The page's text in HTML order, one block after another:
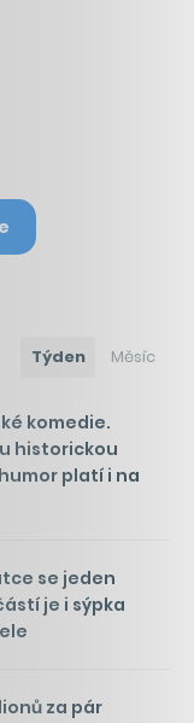
Týden Měsíc
komedie.
historickou
platí i na
se jeden
je i sýpka
za pár